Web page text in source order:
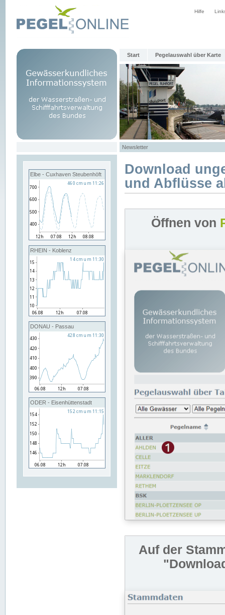
Hilfe
Start Pegelauswahl über Karte
Newsletter
Elbe - Cuxhaven Steubenhöft
RHEIN - Koblenz
DONAU - Passau
ODER - Eisenhüttenstadt
Download
und Abflüsse
Öffnen von
Auf der